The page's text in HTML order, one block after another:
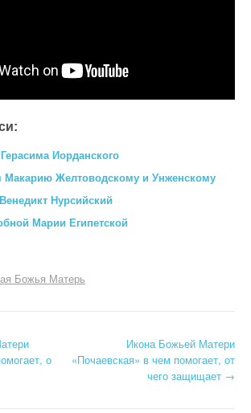
Иорданского
Желтоводскому и Унженскому
Нурсийский
Марии Египетской
Божья Матерь
о
Икона Божьей Матери
«Почаевская» в чем помогает, от
чего защищает →